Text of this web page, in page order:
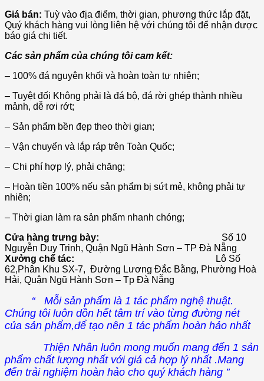
Giá bán: Tuỳ vào địa điểm, thời gian, phương thức lắp đặt,
Quý khách hàng vui lòng liên hệ với chúng tôi để nhận được
báo giá chi tiết.
Các sản phẩm của chúng tôi cam kết:
– 100% đá nguyên khối và hoàn toàn tự nhiên;
– Tuyệt đối Không phải là đá bộ, đá rời ghép thành nhiều
mảnh, dễ rơi rớt;
– Sản phẩm bền đẹp theo thời gian;
– Vận chuyển và lắp ráp trên Toàn Quốc;
– Chi phí hợp lý, phải chăng;
– Hoàn tiền 100% nếu sản phẩm bị sứt mẻ, không phải tự
nhiên;
– Thời gian làm ra sản phẩm nhanh chóng;
Cửa hàng trưng bày:
Số 10
Nguyễn Duy Trinh, Quận Ngũ Hành Sơn – TP Đà Nẵng
Xưởng chế tác:
Lô Số
62,Phân Khu SX-7, Đường Lương Đắc Bằng, Phường Hoà
Hải, Quận Ngũ Hành Sơn – Tp Đà Nẵng
‘‘
Mỗi sản phẩm là 1 tác phẩm nghệ thuật.
Chúng tôi luôn dồn hết tâm trí vào từng đường nét
của sản phẩm,để tạo nên 1 tác phẩm hoàn hảo nhất
Thiện Nhân luôn mong muốn mang đến 1 sản
phẩm chất lượng nhất với giá cả hợp lý nhất .Mang
đến trải nghiệm hoàn hảo cho quý khách hàng ’’